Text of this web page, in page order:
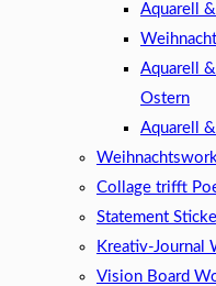
Aquarell
Aquarell
Ostern
Aquarell
Collage trifft
Statement
Kreativ-Journal
Vision Board